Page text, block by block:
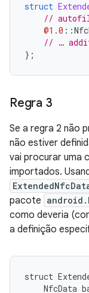
struct
// autofill
@1.0 ::
// …
};
Regra 3
Se a regra 2 não
não estiver
vai procurar uma
importados.
pacote
como deveria
a definição
struct
NfcData